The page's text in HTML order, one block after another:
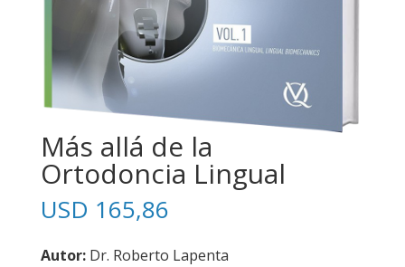
Más allá de la
Ortodoncia Lingual
USD 165,86
Autor:Dr. Roberto Lapenta